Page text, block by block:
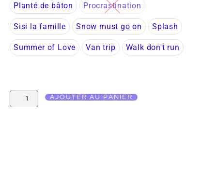
Planté de bâton Procrastination
Sisi la famille Snow must go on Splash
Summer of Love Van trip Walk don't run
AJOUTER AU PANIER